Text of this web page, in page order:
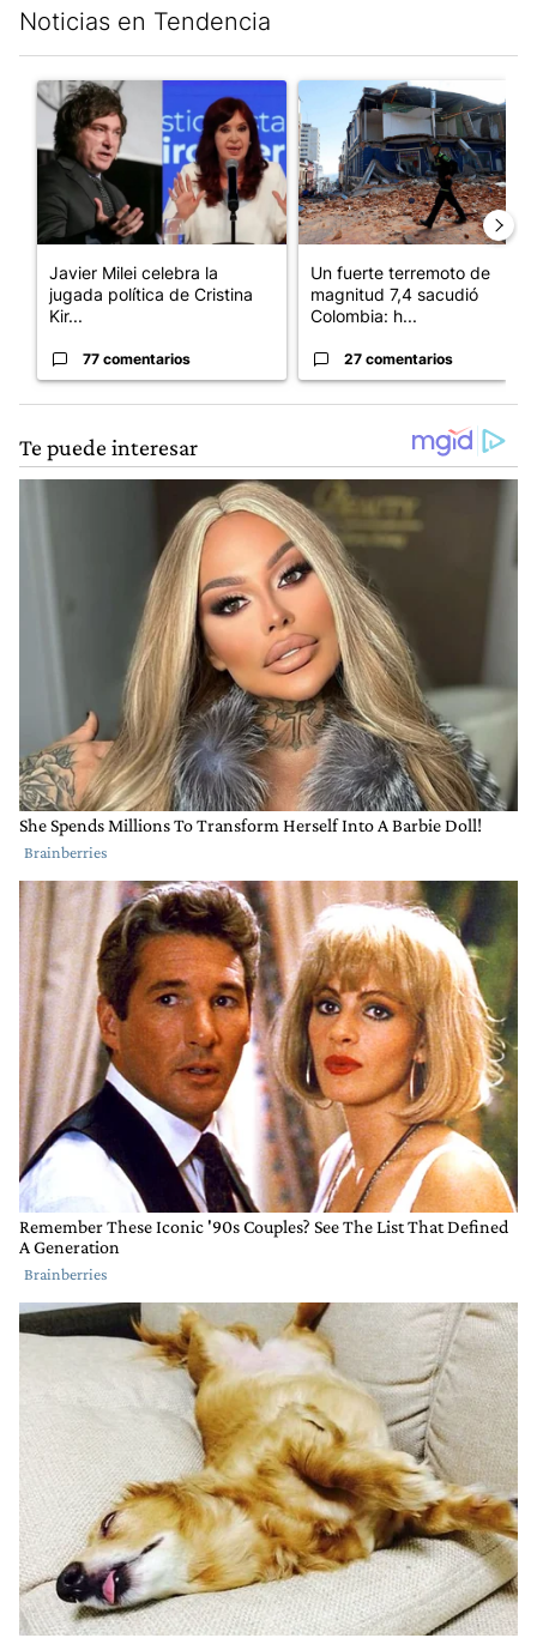
Noticias en Tendencia
Un artículo de tendencia con el título "Javier Milei celebra la
Javier Milei celebra la
jugada política de Cristina
Kir...
77 comentarios
Un artículo de tendencia
Un fuerte terremoto de
magnitud 7,4 sacudió
Colombia: h...
27 comentarios